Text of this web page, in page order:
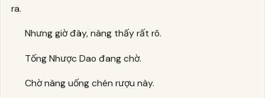
ra.
Nhưng giờ đây, nàng thấy rất rõ.
Tống Nhược Dao đang chờ.
Chờ nàng uống chén rượu này.